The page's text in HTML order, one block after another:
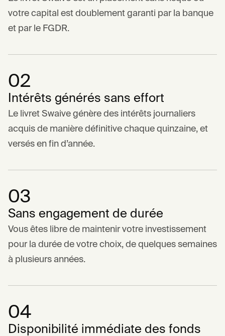
votre capital est doublement garanti par la banque
et par le FGDR.
02
Intérêts générés sans effort
Le livret Swaive génère des intérêts journaliers
acquis de manière définitive chaque quinzaine, et
versés en fin d’année.
03
Sans engagement de durée
Vous êtes libre de maintenir votre investissement
pour la durée de votre choix, de quelques semaines
à plusieurs années.
04
Disponibilité immédiate des fonds